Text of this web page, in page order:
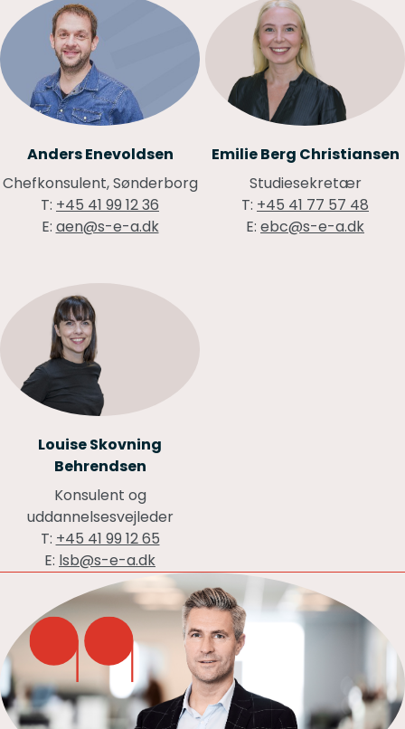
Anders Enevoldsen
Chefkonsulent, Sønderborg
T: +45 41 99 12 36
E: aen@s-e-a.dk
Emilie Berg Christiansen
Studiesekretær
T: +45 41 77 57 48
E: ebc@s-e-a.dk
Louise Skovning
Behrendsen
Konsulent og
uddannelsesvejleder
T: +45 41 99 12 65
E: lsb@s-e-a.dk